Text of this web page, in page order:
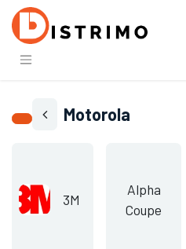
Motorola
3M
Alpha
Coupe